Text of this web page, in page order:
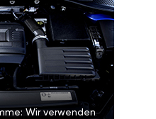
Wir verwenden